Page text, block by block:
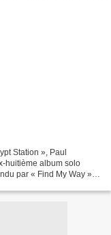
Station », Paul
huitième album solo
par « Find My Way ».